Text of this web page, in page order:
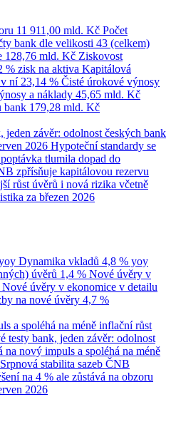
11 911,00 mld. Kč Počet
bank dle velikosti 43 (celkem)
128,76 mld. Kč Ziskovost
% zisk na aktiva Kapitálová
ní 23,14 % Čisté úrokové výnosy
a náklady 45,65 mld. Kč
bank 179,28 mld. Kč
jeden závěr: odolnost českých bank
2026 Hypoteční standardy se
tlumila dopad do
zpřísňuje kapitálovou rezervu
růst úvěrů i nová rizika včetně
za březen 2026
Dynamika vkladů 4,8 % yoy
úvěrů 1,4 % Nové úvěry v
Nové úvěry v ekonomice v detailu
na nové úvěry 4,7 %
a spoléhá na méně inflační růst
testy bank, jeden závěr: odolnost
na nový impuls a spoléhá na méně
Srpnová stabilita sazeb ČNB
na 4 % ale zůstává na obzoru
2026